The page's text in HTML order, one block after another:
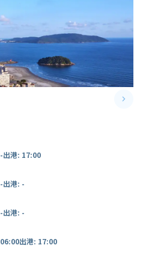
keyboard_arrow_right
-出港: 17:00
-出港: -
-出港: -
06:00出港: 17:00